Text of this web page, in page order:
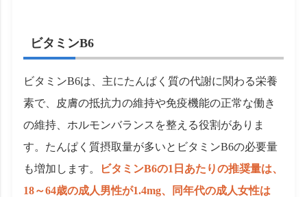
ビタミンB6
ビタミンB6は、主にたんぱく質の代謝に関わる栄養
素で、皮膚の抵抗力の維持や免疫機能の正常な働き
の維持、ホルモンバランスを整える役割がありま
す。たんぱく質摂取量が多いとビタミンB6の必要量
も増加します。
ビタミンB6の1日あたりの推奨量は、
18～64歳の成人男性が1.4mg、同年代の成人女性は